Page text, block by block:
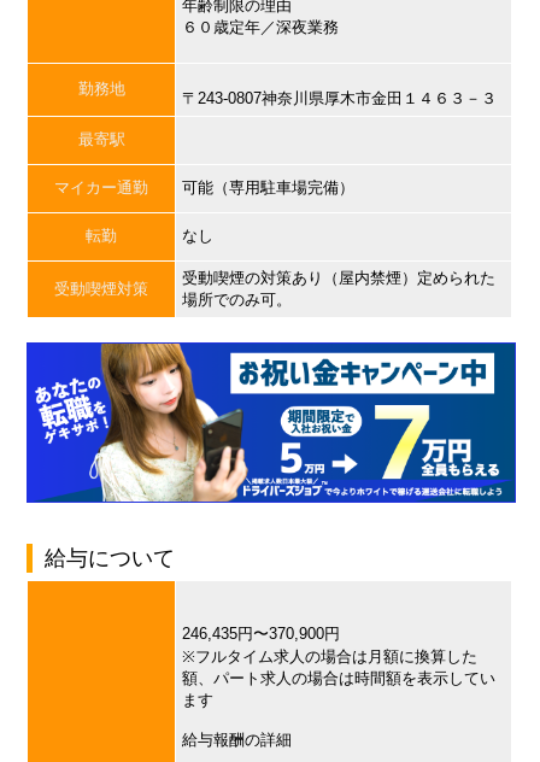
年齢制限の理由
６０歳定年／深夜業務
勤務地
〒243-0807神奈川県厚木市金田１４６３－３
最寄駅
マイカー通勤 可能（専用駐車場完備）
転勤 なし
受動喫煙対策
受動喫煙の対策あり（屋内禁煙）定められた
場所でのみ可。
給与について
246,435円〜370,900円
※フルタイム求人の場合は月額に換算した
額、パート求人の場合は時間額を表示してい
ます
給与報酬の詳細